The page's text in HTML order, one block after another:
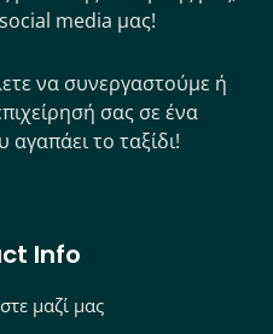
media μας!
να συνεργαστούμε ή
σας σε ένα
το ταξίδι!
Info
μαζί μας